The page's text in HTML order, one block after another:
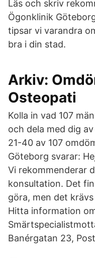
Läs och skriv
Ögonklinik
tipsar vi varandra
bra i din stad.
Arkiv:
Osteopati
Kolla in vad 107
och dela med dig
21-40 av 107
Göteborg svarar:
Vi rekommenderar
konsultation. Det
göra, men det
Hitta information
Banérgatan 23,